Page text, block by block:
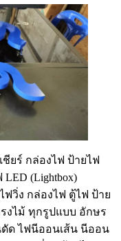
ยร์ กล่องไฟ ป้ายไฟ
(Lightbox)
วิ่ง กล่องไฟ ตู้ไฟ ป้าย
งไม้ ทุกรูปแบบ อักษร
ด ไฟนีออนเส้น นีออน